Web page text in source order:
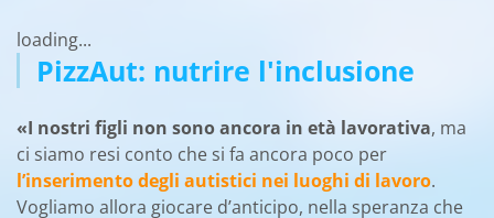
loading...
PizzAut: nutrire l'inclusione
«I nostri figli non sono ancora in età lavorativa, ma
ci siamo resi conto che si fa ancora poco per
l’inserimento degli autistici nei luoghi di lavoro.
Vogliamo allora giocare d’anticipo, nella speranza che